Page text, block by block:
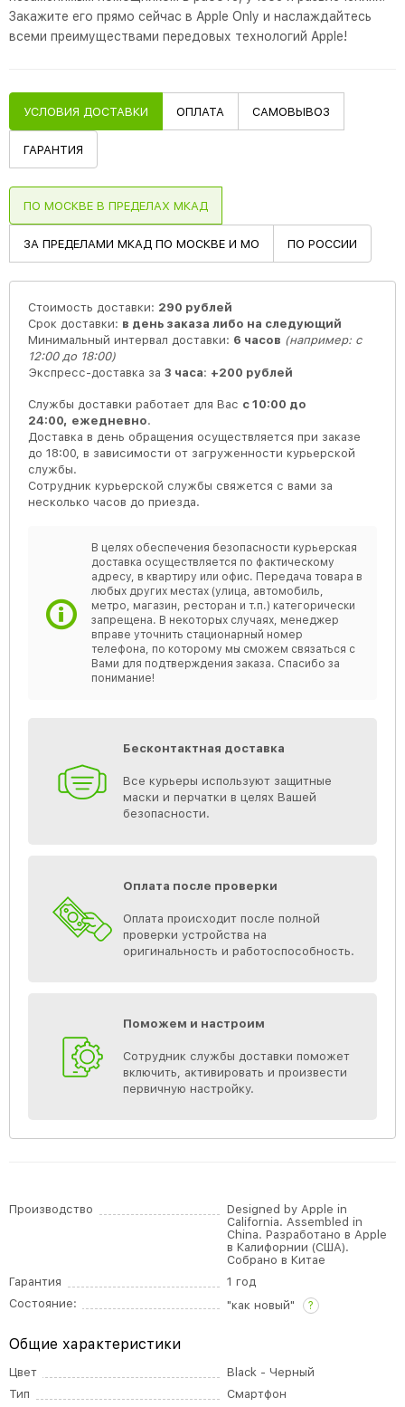
Закажите его прямо сейчас в Apple Only и наслаждайтесь
всеми преимуществами передовых технологий Apple!
УСЛОВИЯ ДОСТАВКИ ОПЛАТА САМОВЫВОЗ
ГАРАНТИЯ
ПО МОСКВЕ В ПРЕДЕЛАХ МКАД
ЗА ПРЕДЕЛАМИ МКАД ПО МОСКВЕ И МО ПО РОССИИ
Стоимость доставки: 290 рублей
Срок доставки: в день заказа либо на следующий
Минимальный интервал доставки: 6 часов (например: с
12:00 до 18:00)
Экспресс-доставка за 3 часа: +200 рублей
Службы доставки работает для Вас с 10:00 до
24:00, ежедневно.
Доставка в день обращения осуществляется при заказе
до 18:00, в зависимости от загруженности курьерской
службы.
Сотрудник курьерской службы свяжется с вами за
несколько часов до приезда.
В целях обеспечения безопасности курьерская
доставка осуществляется по фактическому
адресу, в квартиру или офис. Передача товара в
любых других местах (улица, автомобиль,
метро, магазин, ресторан и т.п.) категорически
запрещена. В некоторых случаях, менеджер
вправе уточнить стационарный номер
телефона, по которому мы сможем связаться с
Вами для подтверждения заказа. Спасибо за
понимание!
Бесконтактная доставка
Все курьеры используют защитные
маски и перчатки в целях Вашей
безопасности.
Оплата после проверки
Оплата происходит после полной
проверки устройства на
оригинальность и работоспособность.
Поможем и настроим
Сотрудник службы доставки поможет
включить, активировать и произвести
первичную настройку.
Производство
Designed by Apple in
California. Assembled in
China. Разработано в Apple
в Калифорнии (США).
Собрано в Китае
Гарантия
1 год
Состояние:
"как новый" ?
Общие характеристики
Цвет
Black - Черный
Тип
Смартфон